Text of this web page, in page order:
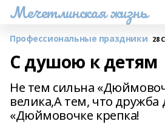
Мечетлинская жизнь
Профессиональные праздники 28
С душою к детям
Не тем сильна
велика,А тем, что дружба
«Дюймовочке крепка!